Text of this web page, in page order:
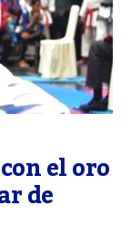
el oro
de